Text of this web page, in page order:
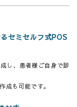
セミセルフ式POS
し、患者様ご自身で診
成も可能です。